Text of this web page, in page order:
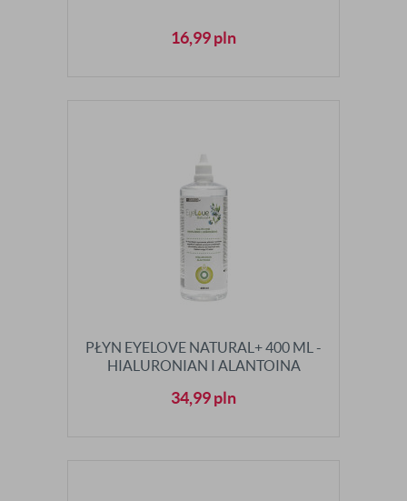
16,99pln
PŁYN EYELOVE NATURAL+ 400 ML -
HIALURONIAN I ALANTOINA
34,99pln